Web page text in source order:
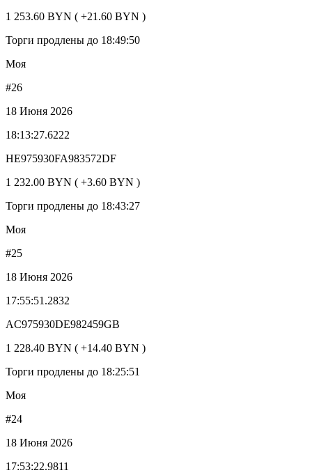
1 253.60 BYN ( +21.60 BYN )
Торги продлены до 18:49:50
Моя
#26
18 Июня 2026
18:13:27.6222
HE975930FA983572DF
1 232.00 BYN ( +3.60 BYN )
Торги продлены до 18:43:27
Моя
#25
18 Июня 2026
17:55:51.2832
AC975930DE982459GB
1 228.40 BYN ( +14.40 BYN )
Торги продлены до 18:25:51
Моя
#24
18 Июня 2026
17:53:22.9811